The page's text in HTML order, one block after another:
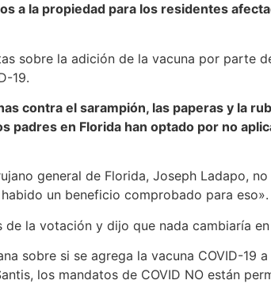
a la propiedad para los residentes
sobre la adición de la vacuna por parte
19.
contra el sarampión, las paperas y la
padres en Florida han optado por no
general de Florida, Joseph Ladapo,
un beneficio comprobado para eso».
la votación y dijo que nada cambiaría
sobre si se agrega la vacuna COVID-19
los mandatos de COVID NO están